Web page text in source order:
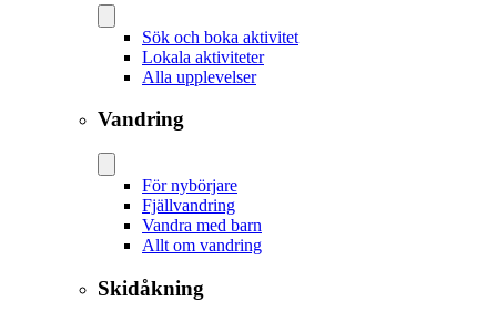
Sök och boka aktivitet
Lokala aktiviteter
Alla upplevelser
Vandring
För nybörjare
Fjällvandring
Vandra med barn
Allt om vandring
Skidåkning